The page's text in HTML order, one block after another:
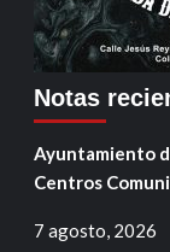
Notas
Ayuntamiento
Centros
7 agosto, 2026